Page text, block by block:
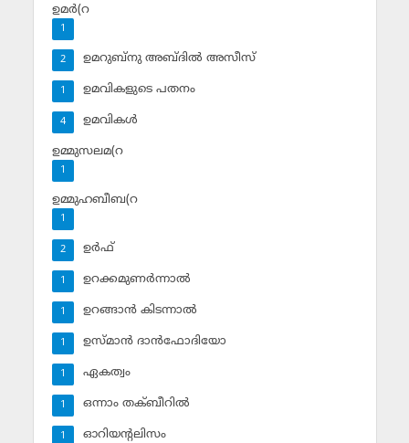
ഉമര്‍(റ
1
ഉമറുബ്‌നു അബ്ദില്‍ അസീസ്‌
2
ഉമവികളുടെ പതനം
1
ഉമവികള്‍
4
ഉമ്മുസലമ(റ
1
ഉമ്മുഹബീബ(റ
1
ഉര്‍ഫ്
2
ഉറക്കമുണര്‍ന്നാല്‍
1
ഉറങ്ങാന്‍ കിടന്നാല്‍
1
ഉസ്മാന്‍ ദാന്‍ഫോദിയോ
1
ഏകത്വം
1
ഒന്നാം തക്ബീറില്‍
1
ഓറിയന്റലിസം
1